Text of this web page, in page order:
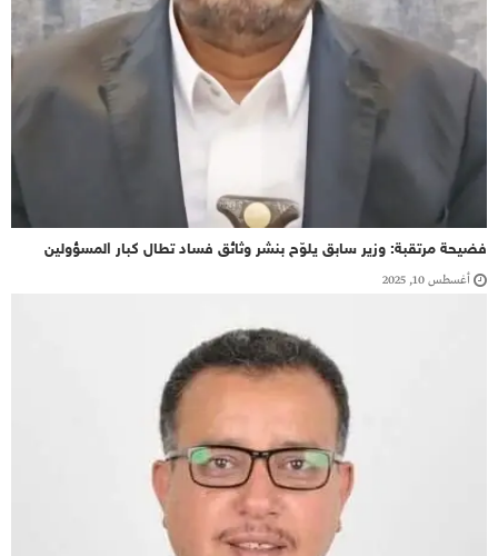
فضيحة مرتقبة: وزير سابق يلوّح بنشر وثائق فساد تطال كبار المسؤولين
أغسطس 10, 2025